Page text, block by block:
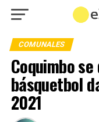
COMUNALES
Coquimbo
básquetbol
2021